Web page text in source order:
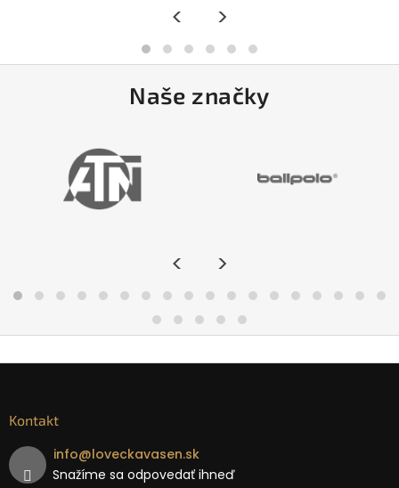
< >
Naše značky
< >
Kontakt
info@loveckavasen.sk
Snažíme sa odpovedať ihneď